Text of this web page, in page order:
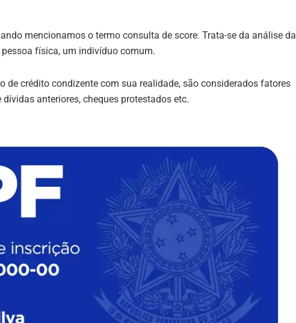
mencionamos o termo consulta de score. Trata-se da análise da
física, um indivíduo comum.
de crédito condizente com sua realidade, são considerados fatores
anteriores, cheques protestados etc.